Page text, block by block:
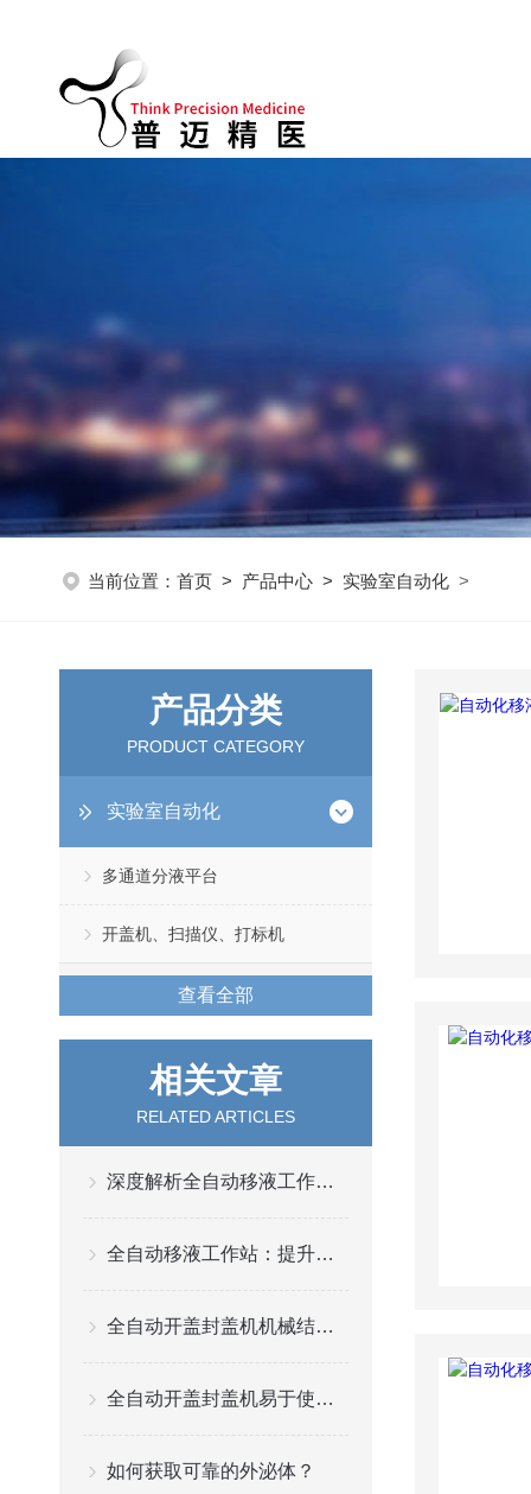
当前位置： 首页 > 产品中心 > 实验室自动化 >
产品分类
PRODUCT CATEGORY
实验室自动化
多通道分液平台
开盖机、扫描仪、打标机
查看全部
相关文章
RELATED ARTICLES
深度解析全自动移液工作站的优势与局限性
全自动移液工作站：提升实验室效率的关键设备
全自动开盖封盖机机械结构与控制系统设计分析
全自动开盖封盖机易于使用：从操作到维护的全流程简化
如何获取可靠的外泌体？